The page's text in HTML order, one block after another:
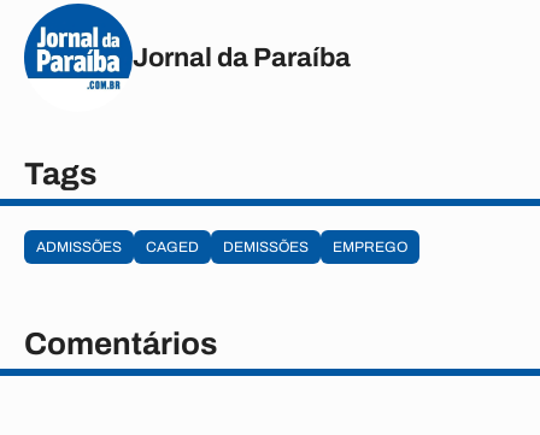
Jornal da Paraíba
Tags
ADMISSÕES CAGED DEMISSÕES EMPREGO
Comentários